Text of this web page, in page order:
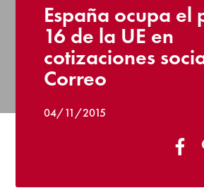
España ocupa el
16 de la UE en
cotizaciones
Correo
04/11/2015